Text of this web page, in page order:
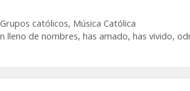
Grupos católicos, Música Católica
lleno de nombres,has amado,has vivido,